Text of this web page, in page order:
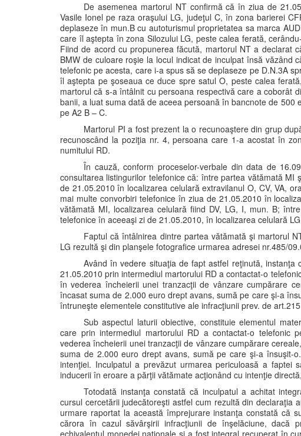
De asemenea martorul NT confirmă că în ziua de
Vasile Ionel pe raza oraşului LG, judeţul C, în zona barierei
deplaseze în mun.B cu autoturismul proprietatea sa marca
care îl aştepta în zona Silozului LG, peste calea ferată,
Fiind de acord cu propunerea făcută, martorul NT a declarat
BMW de culoare roşie la locul indicat de inculpat însă văzând
telefonic pe acesta, care i-a spus să se deplaseze pe D.N.3A
îl aştepta pe şoseaua ce duce spre satul O, peste calea
martorul că s-a întâlnit cu persoana respectivă care a coborât
banii, a luat suma dată de aceea persoană în bancnote de
pe A2 B – C.
Martorul PI a fost prezent la o recunoaştere din grup
recunoscând la poziţia nr. 4, persoana care 1-a acostat în
numitului RD.
În cauză, conform proceselor-verbale din data de
consultarea listingurilor telefonice că: între partea vătămată
de 21.05.2010 în localizarea celulară extravilanul O, CV, VA,
mai multe convorbiri telefonice în ziua de 21.05.2010 în
vătămată MI, localizarea celulară fiind DV, LG, I, mun. B;
telefonice în aceeaşi zi de 21.05.2010, în localizarea celulară
Faptul că întâlnirea dintre partea vătămată şi martorul
LG rezultă şi din planşele fotografice urmarea adresei nr.485/
Având în vedere situaţia de fapt astfel reţinută,
21.05.2010 prin intermediul martorului RD a contactat-o
în vederea încheierii unei tranzacţii de vânzare cumpărare
încasat suma de 2.000 euro drept avans, sumă pe care şi-a
întruneşte elementele constitutive ale infracţiunii prev. de
Sub aspectul laturii obiective, constituie elementul
care prin intermediul martorului RD a contactat-o telefonic
vederea încheierii unei tranzacţii de vânzare cumpărare
suma de 2.000 euro drept avans, sumă pe care şi-a însuşit-
intenţiei. Inculpatul a prevăzut urmarea periculoasă a faptei
inducerii în eroare a părţii vătămate acţionând cu intenţie
Totodată instanţa constată că inculpatul a achitat
cursul cercetării judecătoreşti astfel cum rezultă din declaraţia
urmare raportat la această împrejurare instanţa constată că
cărora în cazul săvârşirii infracţiunii de înşelăciune, dacă
echivalentul monedei naţionale şi a fost integral recuperat în